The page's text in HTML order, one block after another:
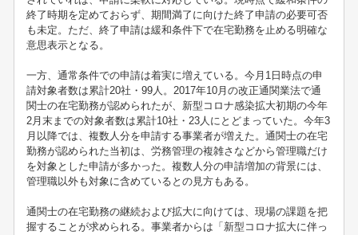
終了時期を定めておらず、期間満了に向けた終了申請の必要可否
も未定。ただ、終了申請は緩和条件下で在宅勤務を止める明確な
意思表示となる。
一方、通常条件での申請は着実に増えている。今月1日時点の申
請対象者数は累計20社・99人。2017年10月の改正通関業法で通
関士の在宅勤務が認められたが、新型コロナ感染拡大初期の今年
2月末までの対象者数は累計10社・23人にとどまっていた。今年3
月以降では、複数人分を申請する事業者が増えた。通関士の在宅
勤務が認められた当初は、労務管理の複雑さなどから管理職だけ
を対象とした申請が多かった。複数人分の申請増加の背景には、
管理職以外も対象に含めているとの見方もある。
通関士の在宅勤務の継続および拡大に向けては、現場の課題を把
握することが求められる。事業者からは「新型コロナ拡大に伴っ